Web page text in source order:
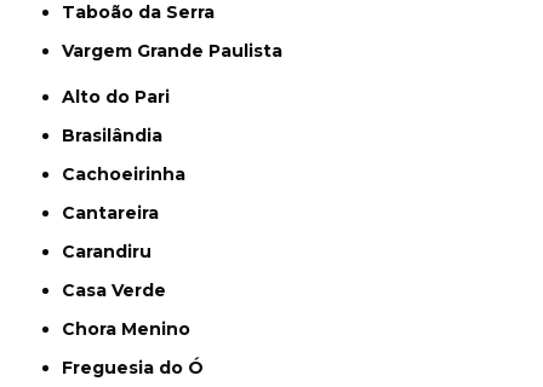
Taboão da Serra
Vargem Grande Paulista
Alto do Pari
Brasilândia
Cachoeirinha
Cantareira
Carandiru
Casa Verde
Chora Menino
Freguesia do Ó